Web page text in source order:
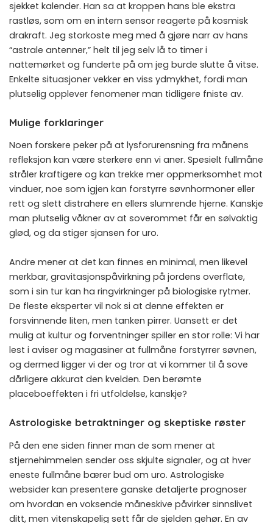
sjekket kalender. Han sa at kroppen hans ble ekstra
rastløs, som om en intern sensor reagerte på kosmisk
drakraft. Jeg storkoste meg med å gjøre narr av hans
“astrale antenner,” helt til jeg selv lå to timer i
nattemørket og funderte på om jeg burde slutte å vitse.
Enkelte situasjoner vekker en viss ydmykhet, fordi man
plutselig opplever fenomener man tidligere fniste av.
Mulige forklaringer
Noen forskere peker på at lysforurensning fra månens
refleksjon kan være sterkere enn vi aner. Spesielt fullmåne
stråler kraftigere og kan trekke mer oppmerksomhet mot
vinduer, noe som igjen kan forstyrre søvnhormoner eller
rett og slett distrahere en ellers slumrende hjerne. Kanskje
man plutselig våkner av at soverommet får en sølvaktig
glød, og da stiger sjansen for uro.
Andre mener at det kan finnes en minimal, men likevel
merkbar, gravitasjonspåvirkning på jordens overflate,
som i sin tur kan ha ringvirkninger på biologiske rytmer.
De fleste eksperter vil nok si at denne effekten er
forsvinnende liten, men tanken pirrer. Uansett er det
mulig at kultur og forventninger spiller en stor rolle: Vi har
lest i aviser og magasiner at fullmåne forstyrrer søvnen,
og dermed ligger vi der og tror at vi kommer til å sove
dårligere akkurat den kvelden. Den berømte
placeboeffekten i fri utfoldelse, kanskje?
Astrologiske betraktninger og skeptiske røster
På den ene siden finner man de som mener at
stjernehimmelen sender oss skjulte signaler, og at hver
eneste fullmåne bærer bud om uro. Astrologiske
websider kan presentere ganske detaljerte prognoser
om hvordan en voksende måneskive påvirker sinnslivet
ditt, men vitenskapelig sett får de sjelden gehør. En av